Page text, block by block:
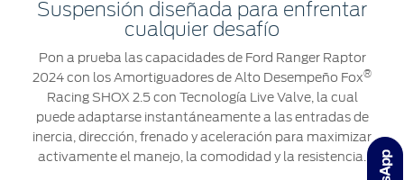
Suspensión diseñada para enfrentar
cualquier desafío
Pon a prueba las capacidades de Ford Ranger Raptor
2024 con los Amortiguadores de Alto Desempeño Fox®
Racing SHOX 2.5 con Tecnología Live Valve, la cual
puede adaptarse instantáneamente a las entradas de
inercia, dirección, frenado y aceleración para maximizar
activamente el manejo, la comodidad y la resistencia.